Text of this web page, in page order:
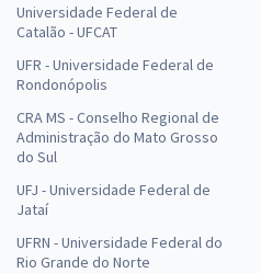
Universidade Federal de
Catalão - UFCAT
UFR - Universidade Federal de
Rondonópolis
CRA MS - Conselho Regional de
Administração do Mato Grosso
do Sul
UFJ - Universidade Federal de
Jataí
UFRN - Universidade Federal do
Rio Grande do Norte